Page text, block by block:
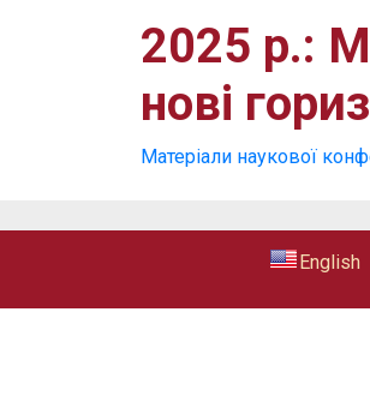
2025 р.:
нові
Матеріали наукової